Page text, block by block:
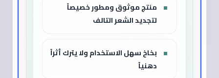
منتج موثوق ومطور خصيصاً
لتجديد الشعر التالف
بخاخ سهل الاستخدام ولا يترك أثراً
دهنياً